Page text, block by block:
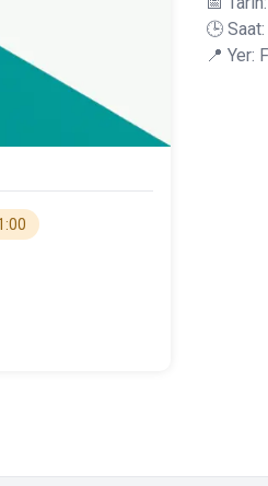
🕒
📍 Yer: